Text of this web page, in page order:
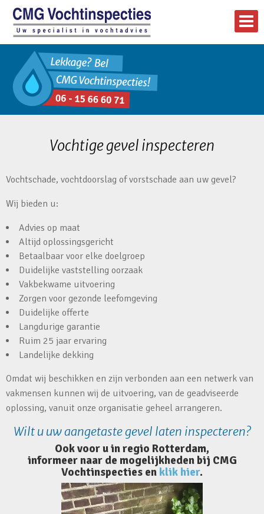
Vochtige gevel inspecteren
Vochtschade, vochtdoorslag of vorstschade aan uw gevel?
Wij bieden u:
Advies op maat
Altijd oplossingsgericht
Betaalbaar voor elke doelgroep
Duidelijke vaststelling oorzaak
Vakbekwame uitvoering
Zorgen voor gezonde leefomgeving
Duidelijke offerte
Langdurige garantie
Ruim 25 jaar ervaring
Landelijke dekking
Omdat wij beschikken en zijn verbonden aan een netwerk van
vakmensen kunnen wij de uitvoering, van de geadviseerde
oplossing, vanuit onze organisatie geheel arrangeren.
Wilt u uw aangetaste gevel laten inspecteren?
Ook voor u in regio Rotterdam,
informeer naar de mogelijkheden bij CMG
Vochtinspecties en klik hier.